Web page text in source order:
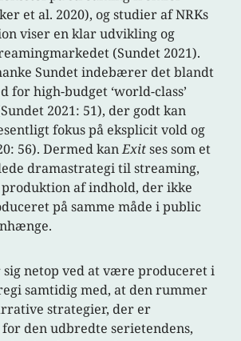
et al. 2020), og studier af NRKs
viser en klar udvikling og
(Sundet 2021).
Sundet indebærer det blandt
for high-budget ‘world-class’
2021: 51), der godt kan
fokus på eksplicit vold og
56). Dermed kanExitses som et
dramastrategi til streaming,
af indhold, der ikke
på samme måde i public
netop ved at være produceret i
samtidig med, at den rummer
strategier, der er
den udbredte serietendens,